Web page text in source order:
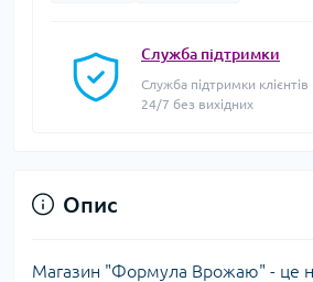
Служба підтримки
Служба підтримки клієнтів
24/7 без вихідних
Опис
Магазин "Формула Врожаю" - це